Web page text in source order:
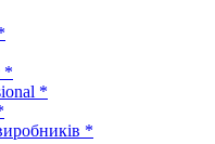
*
*
*